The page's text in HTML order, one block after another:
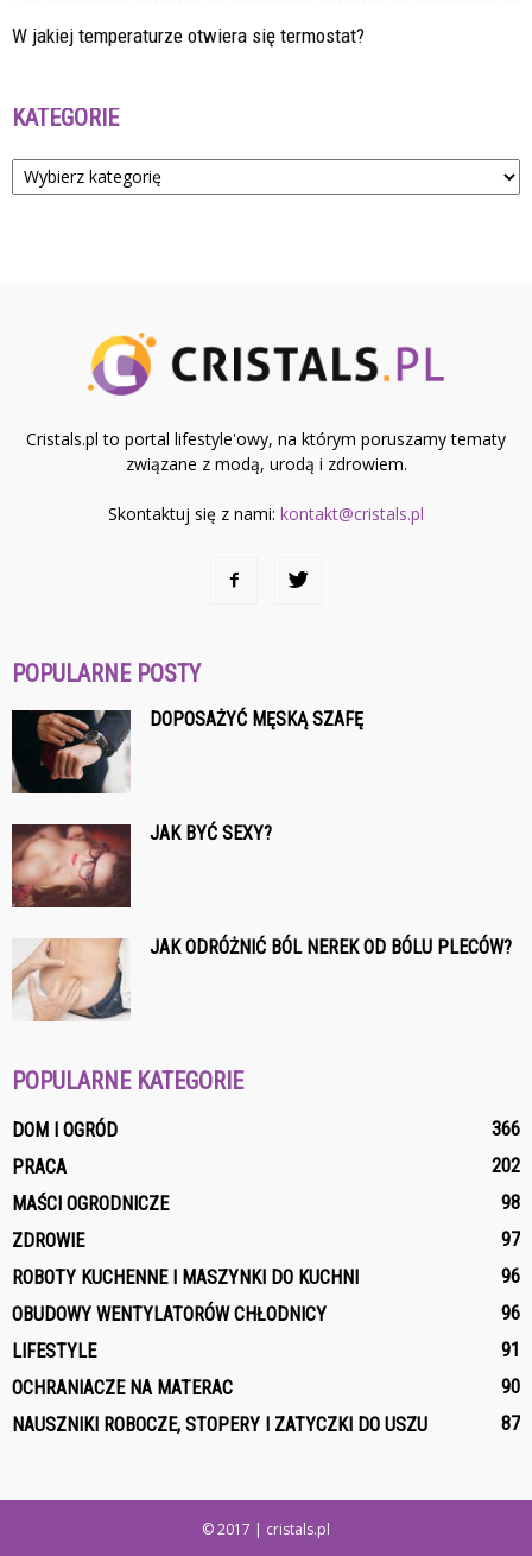
W jakiej temperaturze otwiera się termostat?
KATEGORIE
Kategorie
Cristals.pl to portal lifestyle'owy, na którym poruszamy tematy
związane z modą, urodą i zdrowiem.
Skontaktuj się z nami: kontakt@cristals.pl
POPULARNE POSTY
DOPOSAŻYĆ MĘSKĄ SZAFĘ
JAK BYĆ SEXY?
JAK ODRÓŻNIĆ BÓL NEREK OD BÓLU PLECÓW?
POPULARNE KATEGORIE
DOM I OGRÓD
366
PRACA
202
MAŚCI OGRODNICZE
98
ZDROWIE
97
ROBOTY KUCHENNE I MASZYNKI DO KUCHNI
96
OBUDOWY WENTYLATORÓW CHŁODNICY
96
LIFESTYLE
91
OCHRANIACZE NA MATERAC
90
NAUSZNIKI ROBOCZE, STOPERY I ZATYCZKI DO USZU
87
© 2017 | cristals.pl